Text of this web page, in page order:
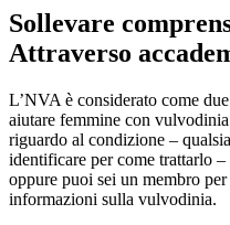
Sollevare
Attraverso
L’NVA è considerato come
aiutare femmine con
riguardo al condizione –
identificare per come trattarlo
oppure puoi sei un membro
informazioni sulla vulvodinia.